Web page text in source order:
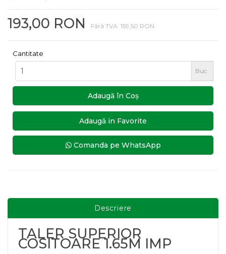
193,00 RON Fără TVA: 159,50 RON
Cantitate
Buc
Adaugă în Coş
Adaugă in Favorite
Comanda pe WhatsApp
Descriere
TALER SUPERIOR
COSITOARE 1.65M IMP